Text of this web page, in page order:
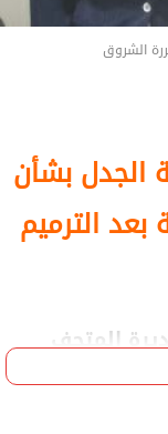
الشروق
الجدل بشأن
بعد الترميم
المتحف
الترميم
وفق ضوابط